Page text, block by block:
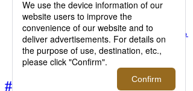
TOP
PHOTO
#メンズ館さんぽ【前編】意外と知ら
れていない？ メンズ館のサービスや
人をご紹介
#メンズ館さんぽ【前編】